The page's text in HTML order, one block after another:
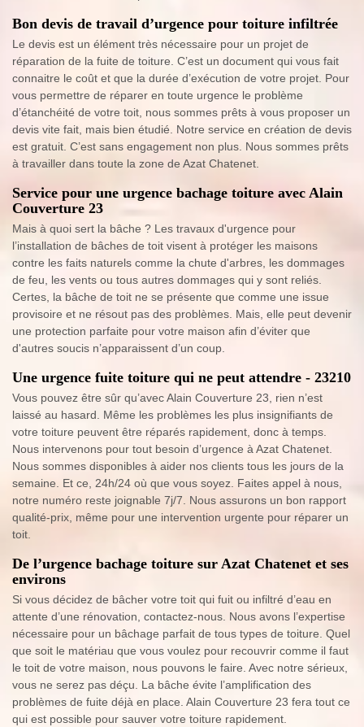
Bon devis de travail d’urgence pour toiture infiltrée
Le devis est un élément très nécessaire pour un projet de
réparation de la fuite de toiture. C’est un document qui vous fait
connaitre le coût et que la durée d’exécution de votre projet. Pour
vous permettre de réparer en toute urgence le problème
d’étanchéité de votre toit, nous sommes prêts à vous proposer un
devis vite fait, mais bien étudié. Notre service en création de devis
est gratuit. C’est sans engagement non plus. Nous sommes prêts
à travailler dans toute la zone de Azat Chatenet.
Service pour une urgence bachage toiture avec Alain
Couverture 23
Mais à quoi sert la bâche ? Les travaux d'urgence pour
l’installation de bâches de toit visent à protéger les maisons
contre les faits naturels comme la chute d'arbres, les dommages
de feu, les vents ou tous autres dommages qui y sont reliés.
Certes, la bâche de toit ne se présente que comme une issue
provisoire et ne résout pas des problèmes. Mais, elle peut devenir
une protection parfaite pour votre maison afin d’éviter que
d'autres soucis n’apparaissent d’un coup.
Une urgence fuite toiture qui ne peut attendre - 23210
Vous pouvez être sûr qu’avec Alain Couverture 23, rien n’est
laissé au hasard. Même les problèmes les plus insignifiants de
votre toiture peuvent être réparés rapidement, donc à temps.
Nous intervenons pour tout besoin d’urgence à Azat Chatenet.
Nous sommes disponibles à aider nos clients tous les jours de la
semaine. Et ce, 24h/24 où que vous soyez. Faites appel à nous,
notre numéro reste joignable 7j/7. Nous assurons un bon rapport
qualité-prix, même pour une intervention urgente pour réparer un
toit.
De l’urgence bachage toiture sur Azat Chatenet et ses
environs
Si vous décidez de bâcher votre toit qui fuit ou infiltré d’eau en
attente d’une rénovation, contactez-nous. Nous avons l’expertise
nécessaire pour un bâchage parfait de tous types de toiture. Quel
que soit le matériau que vous voulez pour recouvrir comme il faut
le toit de votre maison, nous pouvons le faire. Avec notre sérieux,
vous ne serez pas déçu. La bâche évite l’amplification des
problèmes de fuite déjà en place. Alain Couverture 23 fera tout ce
qui est possible pour sauver votre toiture rapidement.